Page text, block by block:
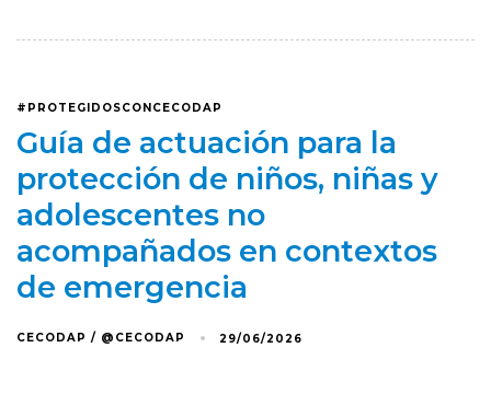
#PROTEGIDOSCONCECODAP
Guía de actuación para la
protección de niños, niñas y
adolescentes no
acompañados en contextos
de emergencia
CECODAP / @CECODAP 29/06/2026